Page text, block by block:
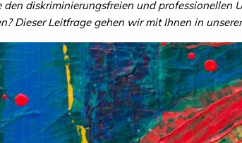
diskriminierungsfreien und professionellen
Dieser Leitfrage gehen wir mit Ihnen in